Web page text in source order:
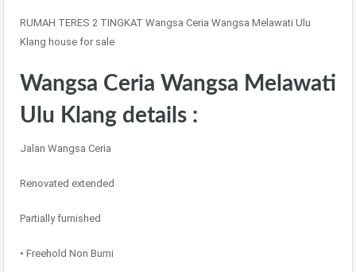
RUMAH TERES 2 TINGKAT Wangsa Ceria Wangsa Melawati Ulu
Klang house for sale
Wangsa Ceria Wangsa Melawati
Ulu Klang details :
Jalan Wangsa Ceria
Renovated extended
Partially furnished
• Freehold Non Bumi